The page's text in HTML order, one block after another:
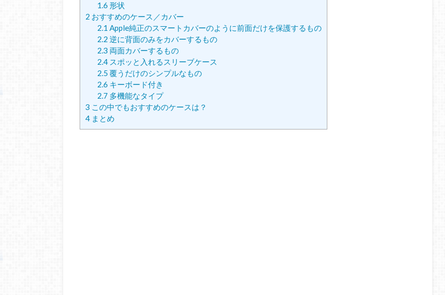
1.6 形状
2 おすすめのケース／カバー
2.1 Apple純正のスマートカバーのように前面だけを保護するもの
2.2 逆に背面のみをカバーするもの
2.3 両面カバーするもの
2.4スポッと入れるスリーブケース
2.5 覆うだけのシンプルなもの
2.6 キーボード付き
2.7 多機能なタイプ
3 この中でもおすすめのケースは？
4 まとめ